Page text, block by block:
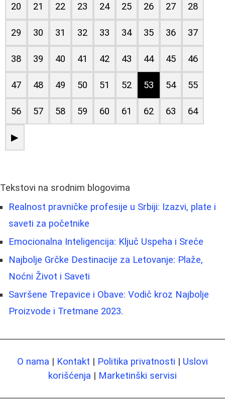
20 21 22 23 24 25 26 27 28
29 30 31 32 33 34 35 36 37
38 39 40 41 42 43 44 45 46
47 48 49 50 51 52 53 54 55
56 57 58 59 60 61 62 63 64
▶
Tekstovi na srodnim blogovima
Realnost pravničke profesije u Srbiji: Izazvi, plate i
saveti za početnike
Emocionalna Inteligencija: Ključ Uspeha i Sreće
Najbolje Grčke Destinacije za Letovanje: Plaže,
Noćni Život i Saveti
Savršene Trepavice i Obave: Vodič kroz Najbolje
Proizvode i Tretmane 2023.
O nama | Kontakt | Politika privatnosti | Uslovi
korišćenja | Marketinški servisi